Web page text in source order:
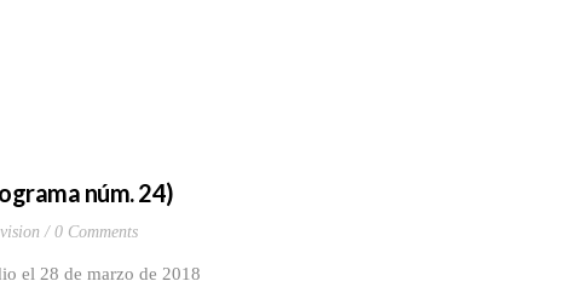
núm. 24)
0 Comments
el 28 de marzo de 2018